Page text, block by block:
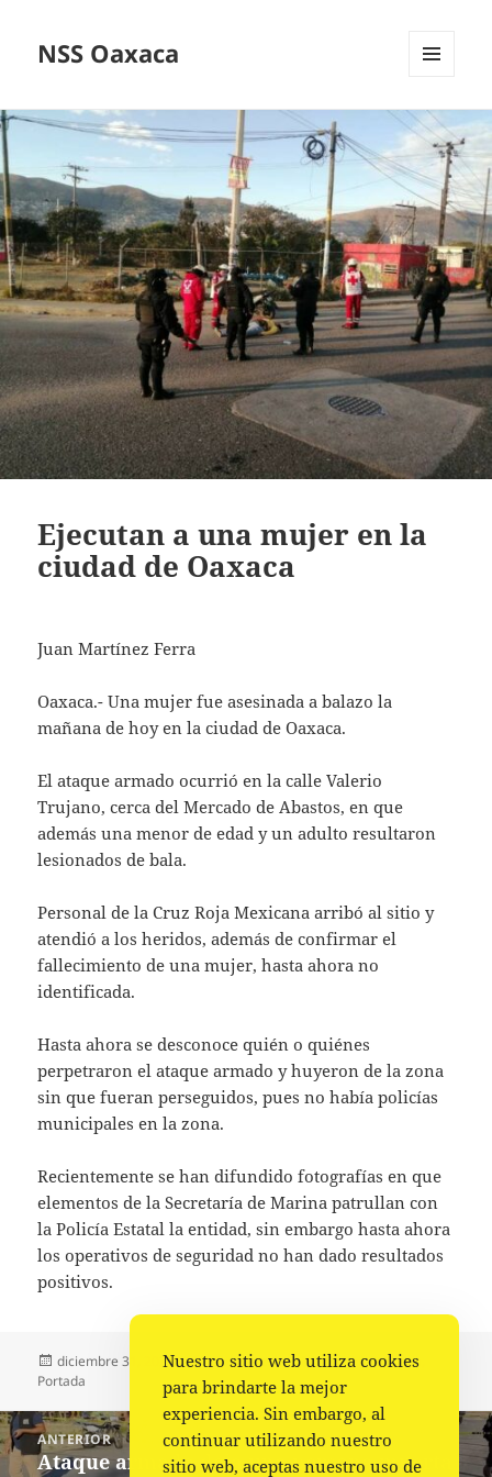
NSS Oaxaca
WIDGETS
Ejecutan a una mujer en la
ciudad de Oaxaca
Juan Martínez Ferra
Oaxaca.- Una mujer fue asesinada a balazo la
mañana de hoy en la ciudad de Oaxaca.
El ataque armado ocurrió en la calle Valerio
Trujano, cerca del Mercado de Abastos, en que
además una menor de edad y un adulto resultaron
lesionados de bala.
Personal de la Cruz Roja Mexicana arribó al sitio y
atendió a los heridos, además de confirmar el
fallecimiento de una mujer, hasta ahora no
identificada.
Hasta ahora se desconoce quién o quiénes
perpetraron el ataque armado y huyeron de la zona
sin que fueran perseguidos, pues no había policías
municipales en la zona.
Recientemente se han difundido fotografías en que
elementos de la Secretaría de Marina patrullan con
la Policía Estatal la entidad, sin embargo hasta ahora
los operativos de seguridad no han dado resultados
positivos.
Publicado
el
diciembre 31, 2022 Autor
La redacción Categorías
Ciudad,Policiaca
Portada
Navegación
de
ANTERIOR
Entrada
Ataque armado deja una persona muerta
Nuestro sitio web utiliza cookies
para brindarte la mejor
experiencia. Sin embargo, al
continuar utilizando nuestro
sitio web, aceptas nuestro uso de